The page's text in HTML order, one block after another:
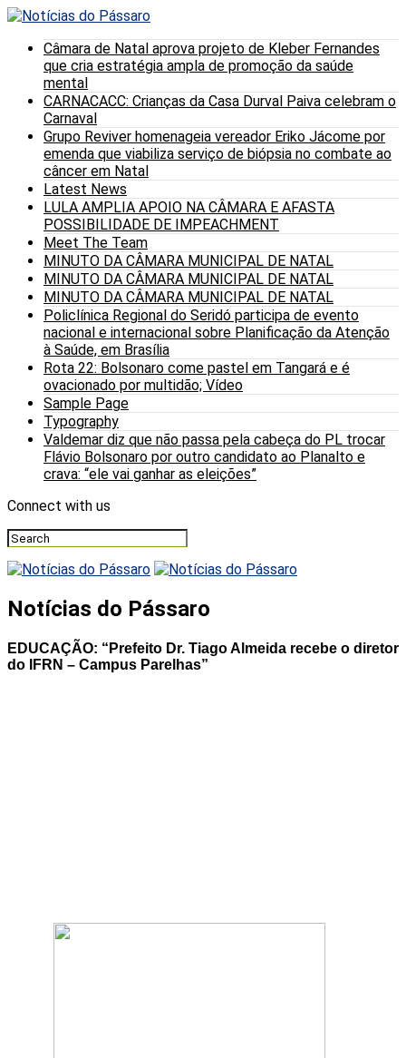
Câmara de Natal aprova projeto de Kleber Fernandes
que cria estratégia ampla de promoção da saúde
mental
CARNACACC: Crianças da Casa Durval Paiva celebram o
Carnaval
Grupo Reviver homenageia vereador Eriko Jácome por
emenda que viabiliza serviço de biópsia no combate ao
câncer em Natal
Latest News
LULA AMPLIA APOIO NA CÂMARA E AFASTA
POSSIBILIDADE DE IMPEACHMENT
Meet The Team
MINUTO DA CÂMARA MUNICIPAL DE NATAL
MINUTO DA CÂMARA MUNICIPAL DE NATAL
MINUTO DA CÂMARA MUNICIPAL DE NATAL
Policlínica Regional do Seridó participa de evento
nacional e internacional sobre Planificação da Atenção
à Saúde, em Brasília
Rota 22: Bolsonaro come pastel em Tangará e é
ovacionado por multidão; Vídeo
Sample Page
Typography
Valdemar diz que não passa pela cabeça do PL trocar
Flávio Bolsonaro por outro candidato ao Planalto e
crava: “ele vai ganhar as eleições”
Connect with us
Notícias do Pássaro
EDUCAÇÃO: “Prefeito Dr. Tiago Almeida recebe o diretor
do IFRN – Campus Parelhas”